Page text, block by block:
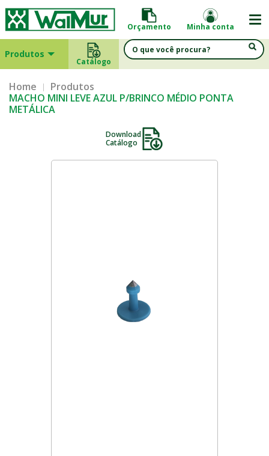
Orçamento Minha conta
Produtos
Catálogo
Home
Produtos
MACHO MINI LEVE AZUL P/BRINCO MÉDIO PONTA
METÁLICA
Download
Catálogo